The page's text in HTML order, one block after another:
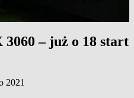
– już o 18 start
2021